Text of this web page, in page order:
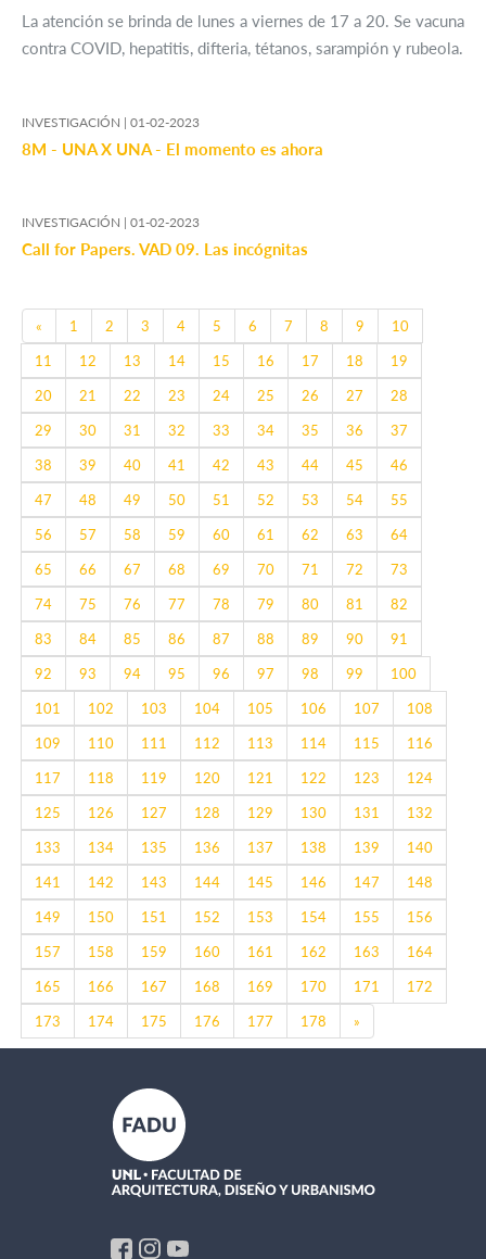
La atención se brinda de lunes a viernes de 17 a 20. Se vacuna
contra COVID, hepatitis, difteria, tétanos, sarampión y rubeola.
INVESTIGACIÓN | 01-02-2023
8M - UNA X UNA - El momento es ahora
INVESTIGACIÓN | 01-02-2023
Call for Papers. VAD 09. Las incógnitas
« Previous
1 2 3 4 5 6 7 8 9
10
11
12 13 14 15 16 17 18
19
20
21 22 23 24 25 26 27
28
29
30 31 32 33 34 35 36
37
38
39 40 41 42 43 44 45
46
47
48 49 50 51 52 53 54
55
56
57 58 59 60 61 62 63
64
65
66 67 68 69 70 71 72
73
74
75 76 77 78 79 80 81
82
83
84 85 86 87 88 89 90
91
92
93 94 95 96 97 98 99
100
101
102 103 104 105 106 107
108
109
110 111 112 113 114 115
116
117
118 119 120 121 122 123
124
125
126 127 128 129 130 131
132
133
134 135 136 137 138 139
140
141
142 143 144 145 146 147
148
149
150 151 152 153 154 155
156
157
158 159 160 161 162 163
164
165
166 167 168 169 170 171
172
173
174 175 176 177 178 »